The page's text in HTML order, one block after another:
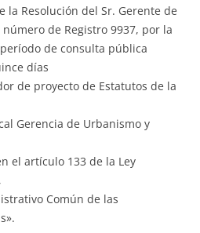
la Resolución del Sr. Gerente de
de Registro 9937, por la
de consulta pública
días
de proyecto de Estatutos de la
Gerencia de Urbanismo y
el artículo 133 de la Ley
Común de las